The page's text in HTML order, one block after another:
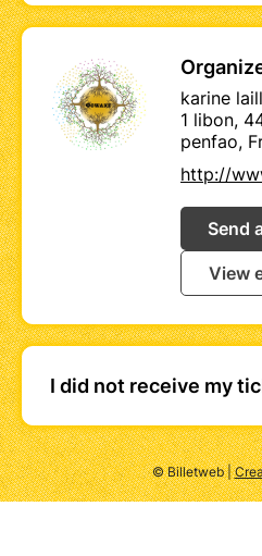
karine
1 libon,
penfao,
http://
Send
View
I did not receive my
© Billetweb |